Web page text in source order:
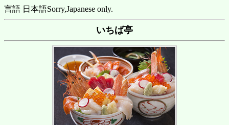
言語 日本語Sorry,Japanese only.
いちば亭